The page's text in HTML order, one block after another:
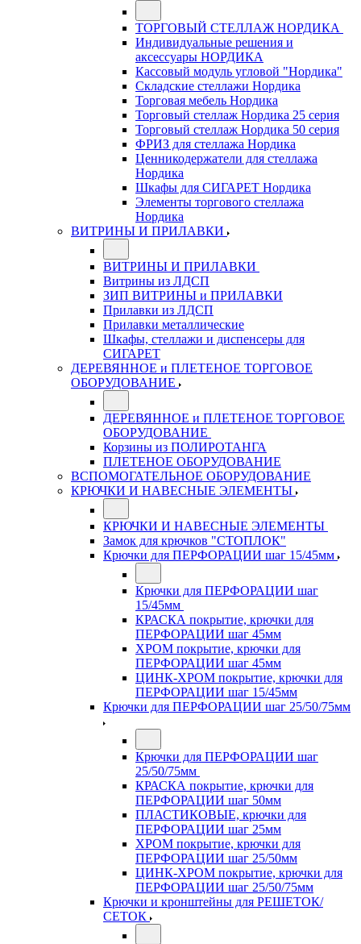
ТОРГОВЫЙ СТЕЛЛАЖ НОРДИКА
Индивидуальные решения и
аксессуары НОРДИКА
Кассовый модуль угловой "Нордика"
Складские стеллажи Нордика
Торговая мебель Нордика
Торговый стеллаж Нордика 25 серия
Торговый стеллаж Нордика 50 серия
ФРИЗ для стеллажа Нордика
Ценникодержатели для стеллажа
Нордика
Шкафы для СИГАРЕТ Нордика
Элементы торгового стеллажа
Нордика
ВИТРИНЫ И ПРИЛАВКИ
ВИТРИНЫ И ПРИЛАВКИ
Витрины из ЛДСП
ЗИП ВИТРИНЫ и ПРИЛАВКИ
Прилавки из ЛДСП
Прилавки металлические
Шкафы, стеллажи и диспенсеры для
СИГАРЕТ
ДЕРЕВЯННОЕ и ПЛЕТЕНОЕ ТОРГОВОЕ
ОБОРУДОВАНИЕ
ДЕРЕВЯННОЕ и ПЛЕТЕНОЕ ТОРГОВОЕ
ОБОРУДОВАНИЕ
Корзины из ПОЛИРОТАНГА
ПЛЕТЕНОЕ ОБОРУДОВАНИЕ
ВСПОМОГАТЕЛЬНОЕ ОБОРУДОВАНИЕ
КРЮЧКИ И НАВЕСНЫЕ ЭЛЕМЕНТЫ
КРЮЧКИ И НАВЕСНЫЕ ЭЛЕМЕНТЫ
Замок для крючков "СТОПЛОК"
Крючки для ПЕРФОРАЦИИ шаг 15/45мм
Крючки для ПЕРФОРАЦИИ шаг
15/45мм
КРАСКА покрытие, крючки для
ПЕРФОРАЦИИ шаг 45мм
ХРОМ покрытие, крючки для
ПЕРФОРАЦИИ шаг 45мм
ЦИНК-ХРОМ покрытие, крючки для
ПЕРФОРАЦИИ шаг 15/45мм
Крючки для ПЕРФОРАЦИИ шаг 25/50/75мм
Крючки для ПЕРФОРАЦИИ шаг
25/50/75мм
КРАСКА покрытие, крючки для
ПЕРФОРАЦИИ шаг 50мм
ПЛАСТИКОВЫЕ, крючки для
ПЕРФОРАЦИИ шаг 25мм
ХРОМ покрытие, крючки для
ПЕРФОРАЦИИ шаг 25/50мм
ЦИНК-ХРОМ покрытие, крючки для
ПЕРФОРАЦИИ шаг 25/50/75мм
Крючки и кронштейны для РЕШЕТОК/
СЕТОК